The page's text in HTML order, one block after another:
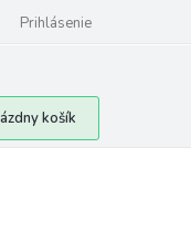
Prihlásenie
košík